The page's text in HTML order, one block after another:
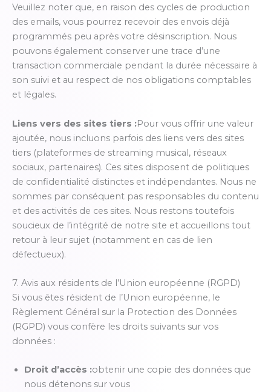
Veuillez noter que, en raison des cycles de production
des emails, vous pourrez recevoir des envois déjà
programmés peu après votre désinscription. Nous
pouvons également conserver une trace d’une
transaction commerciale pendant la durée nécessaire à
son suivi et au respect de nos obligations comptables
et légales.
Liens vers des sites tiers :Pour vous offrir une valeur
ajoutée, nous incluons parfois des liens vers des sites
tiers (plateformes de streaming musical, réseaux
sociaux, partenaires). Ces sites disposent de politiques
de confidentialité distinctes et indépendantes. Nous ne
sommes par conséquent pas responsables du contenu
et des activités de ces sites. Nous restons toutefois
soucieux de l’intégrité de notre site et accueillons tout
retour à leur sujet (notamment en cas de lien
défectueux).
7. Avis aux résidents de l’Union européenne (RGPD)
Si vous êtes résident de l’Union européenne, le
Règlement Général sur la Protection des Données
(RGPD) vous confère les droits suivants sur vos
données :
Droit d’accès :obtenir une copie des données que
nous détenons sur vous